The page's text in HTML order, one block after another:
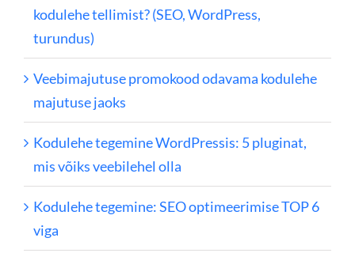
kodulehe tellimist? (SEO, WordPress,
turundus)
Veebimajutuse promokood odavama kodulehe
majutuse jaoks
Kodulehe tegemine WordPressis: 5 pluginat,
mis võiks veebilehel olla
Kodulehe tegemine: SEO optimeerimise TOP 6
viga